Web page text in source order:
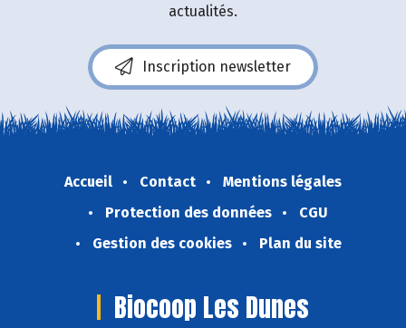
actualités.
Inscription newsletter
Accueil Contact
Mentions légales
Protection des données
CGU
Gestion des cookies
Plan du site
Biocoop Les Dunes